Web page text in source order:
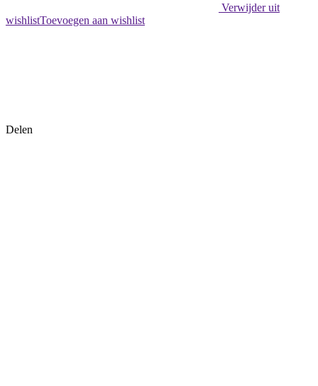
Verwijder uit
wishlistToevoegen aan wishlist
Delen